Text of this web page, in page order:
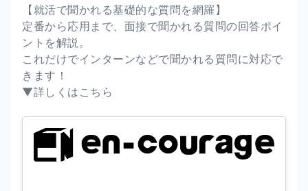
【就活で聞かれる基礎的な質問を網羅】
定番から応用まで、面接で聞かれる質問の回答ポイ
ントを解説。
これだけでインターンなどで聞かれる質問に対応で
きます！
▼詳しくはこちら